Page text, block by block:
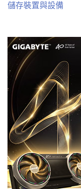
儲存裝置與設備